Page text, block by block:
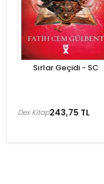
Sırlar Geçidi - SC
243,75 TL
Dex Kitap